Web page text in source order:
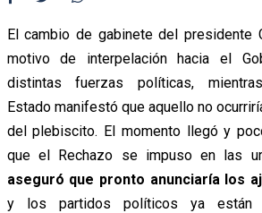
El cambio de gabinete del presidente
motivo de interpelación hacia el
distintas fuerzas políticas,
Estado manifestó que aquello no
del plebiscito. El momento llegó y
que el Rechazo se impuso en las
aseguró que pronto anunciaría los
y los partidos políticos ya están